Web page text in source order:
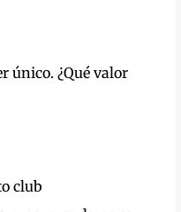
único. ¿Qué valor
club